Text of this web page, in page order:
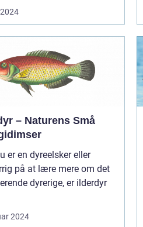
– Naturens Små
er en dyreelsker eller
på at lære mere om det
dyrerige, er ilderdyr
2024